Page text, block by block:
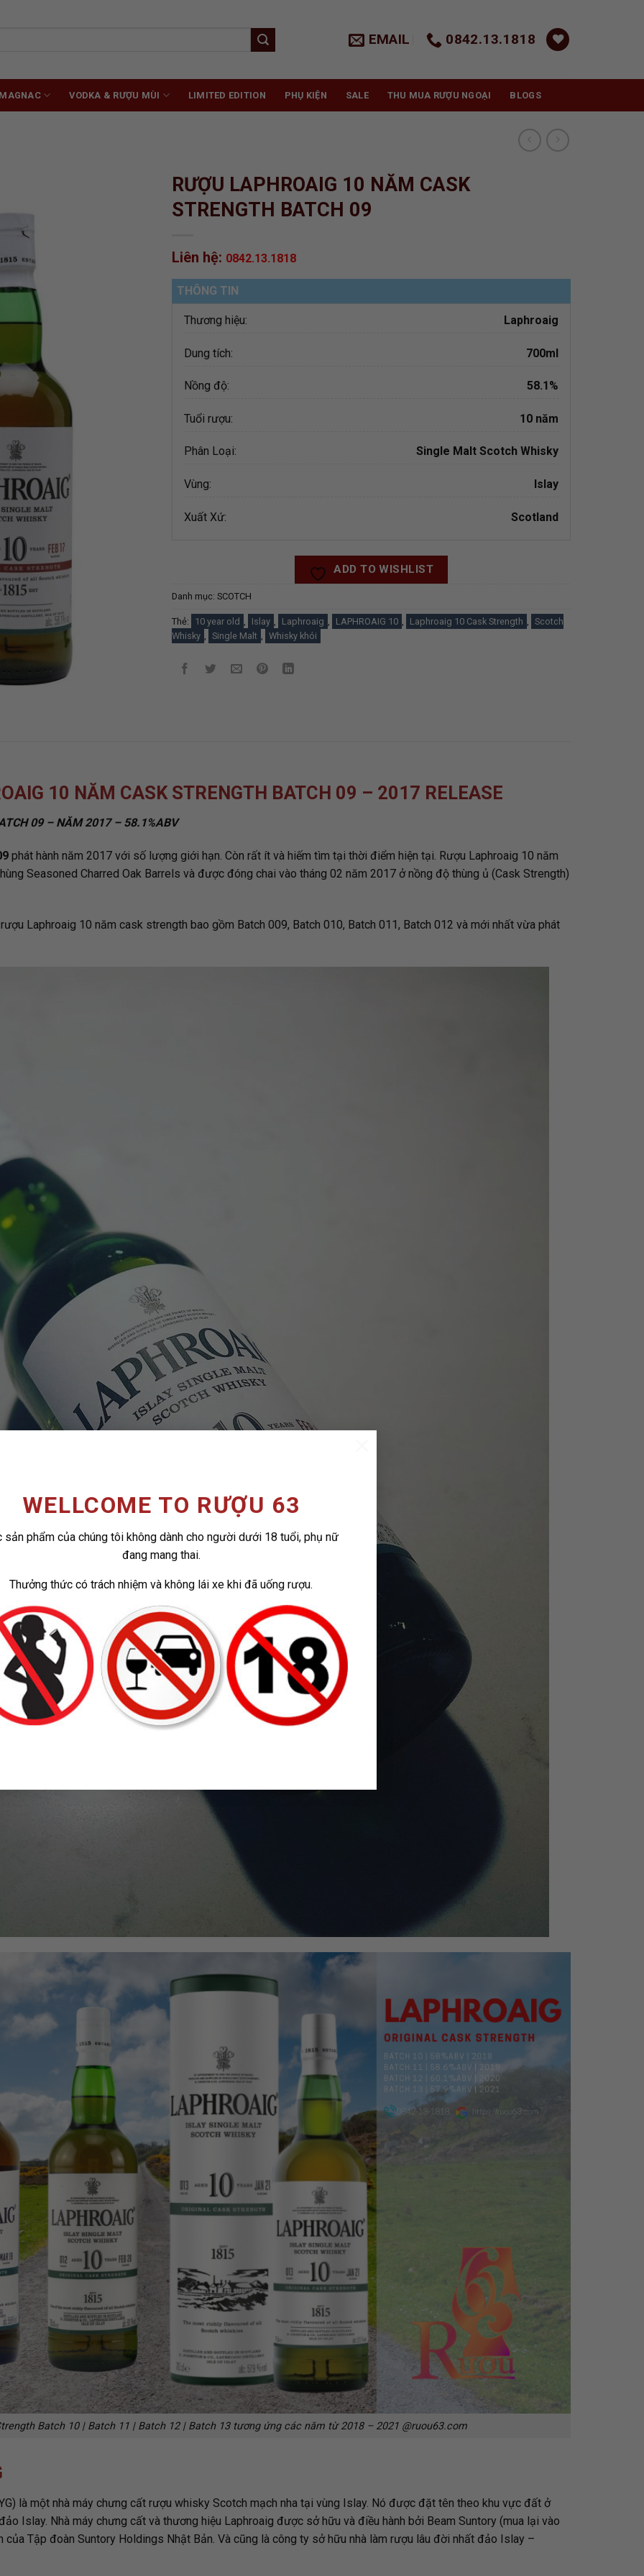
WELLCOME TO RƯỢU 63
sản phẩm của chúng tôi không dành cho người dưới 18 tuổi, phụ nữ
đang mang thai.
Thưởng thức có trách nhiệm và không lái xe khi đã uống rượu.
EMAIL 0842.13.1818
VODKA & RƯỢU MÙI LIMITED EDITION PHỤ KIỆN SALE THU MUA RƯỢU NGOẠI BLOGS
RƯỢU LAPHROAIG 10 NĂM CASK
STRENGTH BATCH 09
Liên hệ: 0842.13.1818
THÔNG TIN
Thương hiệu: Laphroaig
Dung tích: 700ml
Nồng độ: 58.1%
Tuổi rượu: 10 năm
Phân Loại: Single Malt Scotch Whisky
Vùng: Islay
Xuất Xứ: Scotland
ADD TO WISHLIST
Danh mục: SCOTCH
Thẻ: 10 year old Islay Laphroaig LAPHROAIG 10 Laphroaig 10 Cask Strength
Scotch
Whisky
Single Malt Whisky khói
10 NĂM CASK STRENGTH BATCH 09 – 2017 RELEASE
09 – NĂM 2017 – 58.1%ABV
phát hành năm 2017 với số lượng giới hạn. Còn rất ít và hiếm tìm tại thời điểm hiện tại. Rượu Laphroaig 10 năm
Seasoned Charred Oak Barrels và được đóng chai vào tháng 02 năm 2017 ở nồng độ thùng ủ (Cask Strength)
Laphroaig 10 năm cask strength bao gồm Batch 009, Batch 010, Batch 011, Batch 012 và mới nhất vừa phát
Batch 10 | Batch 11 | Batch 12 | Batch 13 tương ứng các năm từ 2018 – 2021 @ruou63.com
là một nhà máy chưng cất rượu whisky Scotch mạch nha tại vùng Islay. Nó được đặt tên theo khu vực đất ở
Islay. Nhà máy chưng cất và thương hiệu Laphroaig được sở hữu và điều hành bởi Beam Suntory (mua lại vào
Tập đoàn Suntory Holdings Nhật Bản. Và cũng là công ty sở hữu nhà làm rượu lâu đời nhất đảo Islay –